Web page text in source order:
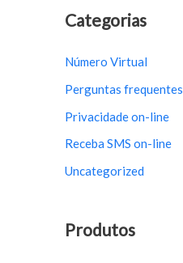
r
h
f
o
r
Categorias
Número Virtual
Perguntas frequentes
Privacidade on-line
Receba SMS on-line
Uncategorized
Produtos